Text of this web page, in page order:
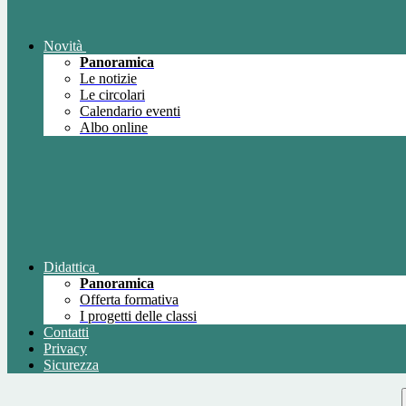
Novità
Panoramica
Le notizie
Le circolari
Calendario eventi
Albo online
Didattica
Panoramica
Offerta formativa
I progetti delle classi
Contatti
Privacy
Sicurezza